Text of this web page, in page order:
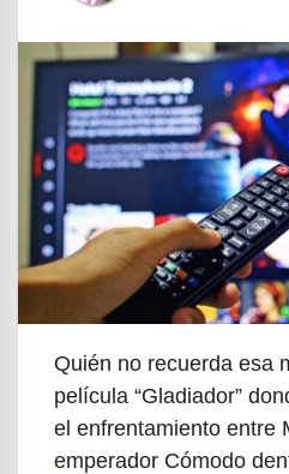
Quién no recuerda esa
película “Gladiador”
el enfrentamiento entre
emperador Cómodo